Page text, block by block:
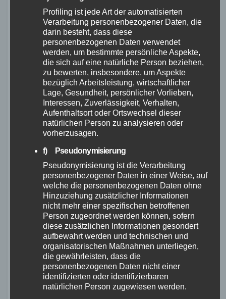
Ausstattung und Funktionen Sie benötigen. Sie
sollten auch die verschiedenen Marken und
Modelle vergleichen, um das beste Angebot zu
finden. Darüber hinaus sollten Sie die richtige
Rahmengröße für Ihre Körpergröße wählen und
sicherstellen, dass das Fahrrad zu Ihnen passt.
Schließlich sollten Sie auch die Garantie- und
Kundendienstleistungen des Herstellers
berücksichtigen.
Tipps zum Kauf eines
günstigen Gravelbikes:
Legen Sie Ihr Budget fest und
berücksichtigen Sie dabei Ihr Preislimit.
Überlegen Sie, welche Ausstattung und
Funktionen für Ihre Bedürfnisse wichtig
sind.
Vergleichen Sie verschiedene Marken
und Modelle, um das beste Angebot zu
finden.
Profiling ist jede Art der automatisierten
Verarbeitung personenbezogener Daten, die
darin besteht, dass diese
personenbezogenen Daten verwendet
werden, um bestimmte persönliche Aspekte,
die sich auf eine natürliche Person beziehen,
zu bewerten, insbesondere, um Aspekte
bezüglich Arbeitsleistung, wirtschaftlicher
Lage, Gesundheit, persönlicher Vorlieben,
Interessen, Zuverlässigkeit, Verhalten,
Aufenthaltsort oder Ortswechsel dieser
natürlichen Person zu analysieren oder
vorherzusagen.
f) Pseudonymisierung
Pseudonymisierung ist die Verarbeitung
personenbezogener Daten in einer Weise, auf
welche die personenbezogenen Daten ohne
Hinzuziehung zusätzlicher Informationen
nicht mehr einer spezifischen betroffenen
Person zugeordnet werden können, sofern
diese zusätzlichen Informationen gesondert
aufbewahrt werden und technischen und
organisatorischen Maßnahmen unterliegen,
die gewährleisten, dass die
personenbezogenen Daten nicht einer
identifizierten oder identifizierbaren
natürlichen Person zugewiesen werden.